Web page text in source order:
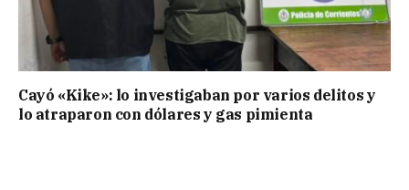
Cayó «Kike»: lo investigaban por varios delitos y
lo atraparon con dólares y gas pimienta